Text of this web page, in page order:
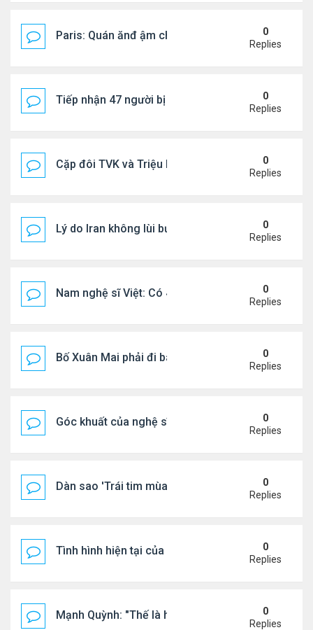
Paris: Quán ănđ ậm chất Việt đông kín khách chờ
0
Replies
Tiếp nhận 47 người bị Mỹ trục xuất, Công an
0
Replies
Cặp đôi TVK và Triệu Mẫn được yêu thích nhất
0
Replies
Lý do Iran không lùi bước trước lời đe dọa của
0
Replies
Nam nghệ sĩ Việt: Có 4 nhà ở Pháp, sống gần
0
Replies
Bố Xuân Mai phải đi bán cơm ở Mỹ
0
Replies
Góc khuất của nghệ sĩ Hoài Tâm
0
Replies
Dàn sao 'Trái tim mùa thu' sau 26 năm
0
Replies
Tình hình hiện tại của Quang Lê
0
Replies
Mạnh Quỳnh: "Thế là hết"
0
Replies